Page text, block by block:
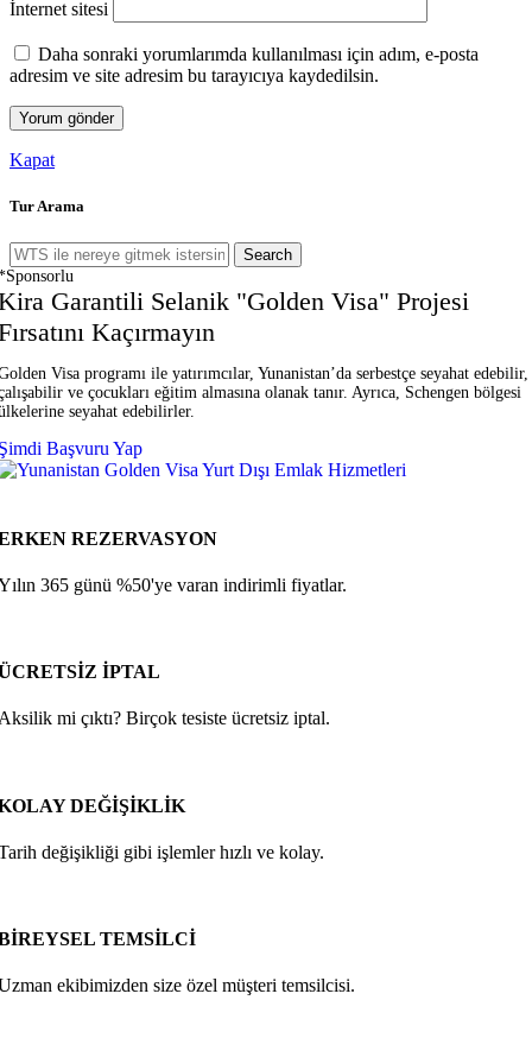
İnternet sitesi
Daha sonraki yorumlarımda kullanılması için adım, e-posta
adresim ve site adresim bu tarayıcıya kaydedilsin.
Kapat
Tur Arama
Search
Garantili Selanik "Golden Visa" Projesi
Kaçırmayın
Visa programı ile yatırımcılar, Yunanistan’da serbestçe seyahat edebilir,
ve çocukları eğitim almasına olanak tanır. Ayrıca, Schengen bölgesi
seyahat edebilirler.
Başvuru Yap
REZERVASYON
365 günü %50'ye varan indirimli fiyatlar.
İPTAL
mi çıktı? Birçok tesiste ücretsiz iptal.
DEĞİŞİKLİK
değişikliği gibi işlemler hızlı ve kolay.
TEMSİLCİ
ekibimizden size özel müşteri temsilcisi.